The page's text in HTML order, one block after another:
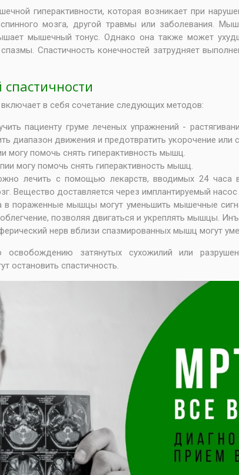
гиперактивности, которая возникает при
мозга, другой травмы или заболевания.
мышечный тонус. Однако она также может
Спастичность конечностей затрудняет
в себя сочетание следующих методов:
пациенту груме леченых упражнений -
диапазон движения и предотвратить укорочение или
могу помочь снять гиперактивность мышц.
могу помочь снять гиперактивность мышц.
лечить с помощью лекарств, вводимых 24 часа
Вещество доставляется через имплантируемый насос
в пораженные мышцы могут уменьшить мышечные
позволяя двигаться и укреплять мышцы.
нерв вблизи спазмированных мышц могут
освобождению затянутых сухожилий или
остановить спастичность.